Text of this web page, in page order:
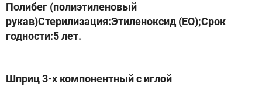
Полибег (полиэтиленовый
рукав)Стерилизация:Этиленоксид (ЕО);Срок
годности:5 лет.
Шприц 3-х компонентный с иглой